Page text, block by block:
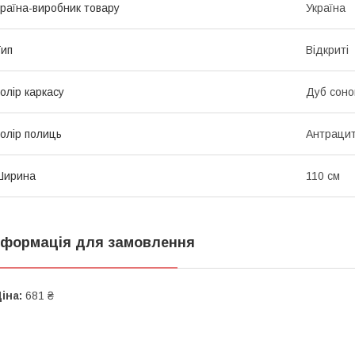
виробник товару Україна
Відкриті
каркасу Дуб
полиць
110 см
для замовлення
681 ₴